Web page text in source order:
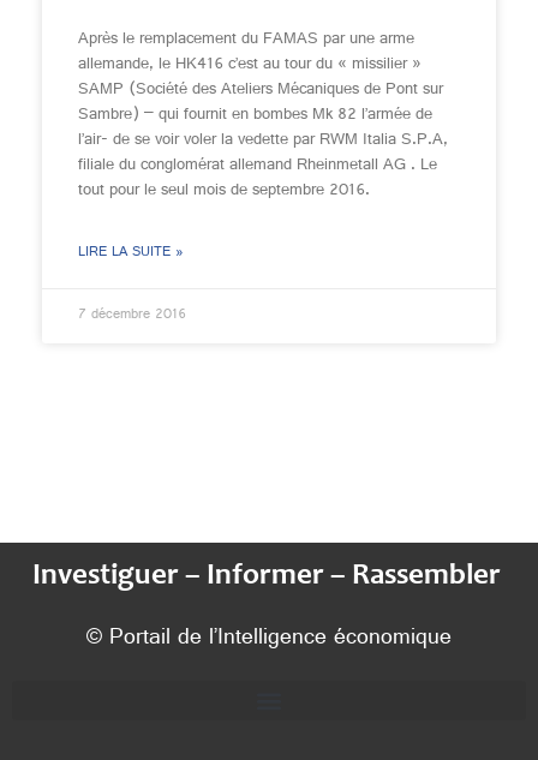
Après le remplacement du FAMAS par une arme
allemande, le HK416 c’est au tour du « missilier »
SAMP (Société des Ateliers Mécaniques de Pont sur
Sambre) – qui fournit en bombes Mk 82 l’armée de
l’air- de se voir voler la vedette par RWM Italia S.P.A,
filiale du conglomérat allemand Rheinmetall AG . Le
tout pour le seul mois de septembre 2016.
LIRE LA SUITE »
7 décembre 2016
Investiguer – Informer – Rassembler
© Portail de l’Intelligence économique